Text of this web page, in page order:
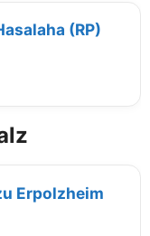
(RP)
Erpolzheim